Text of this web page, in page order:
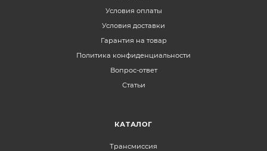
Условия оплаты
Условия доставки
Гарантия на товар
Политика конфиденциальности
Вопрос-ответ
Статьи
КАТАЛОГ
Трансмиссия